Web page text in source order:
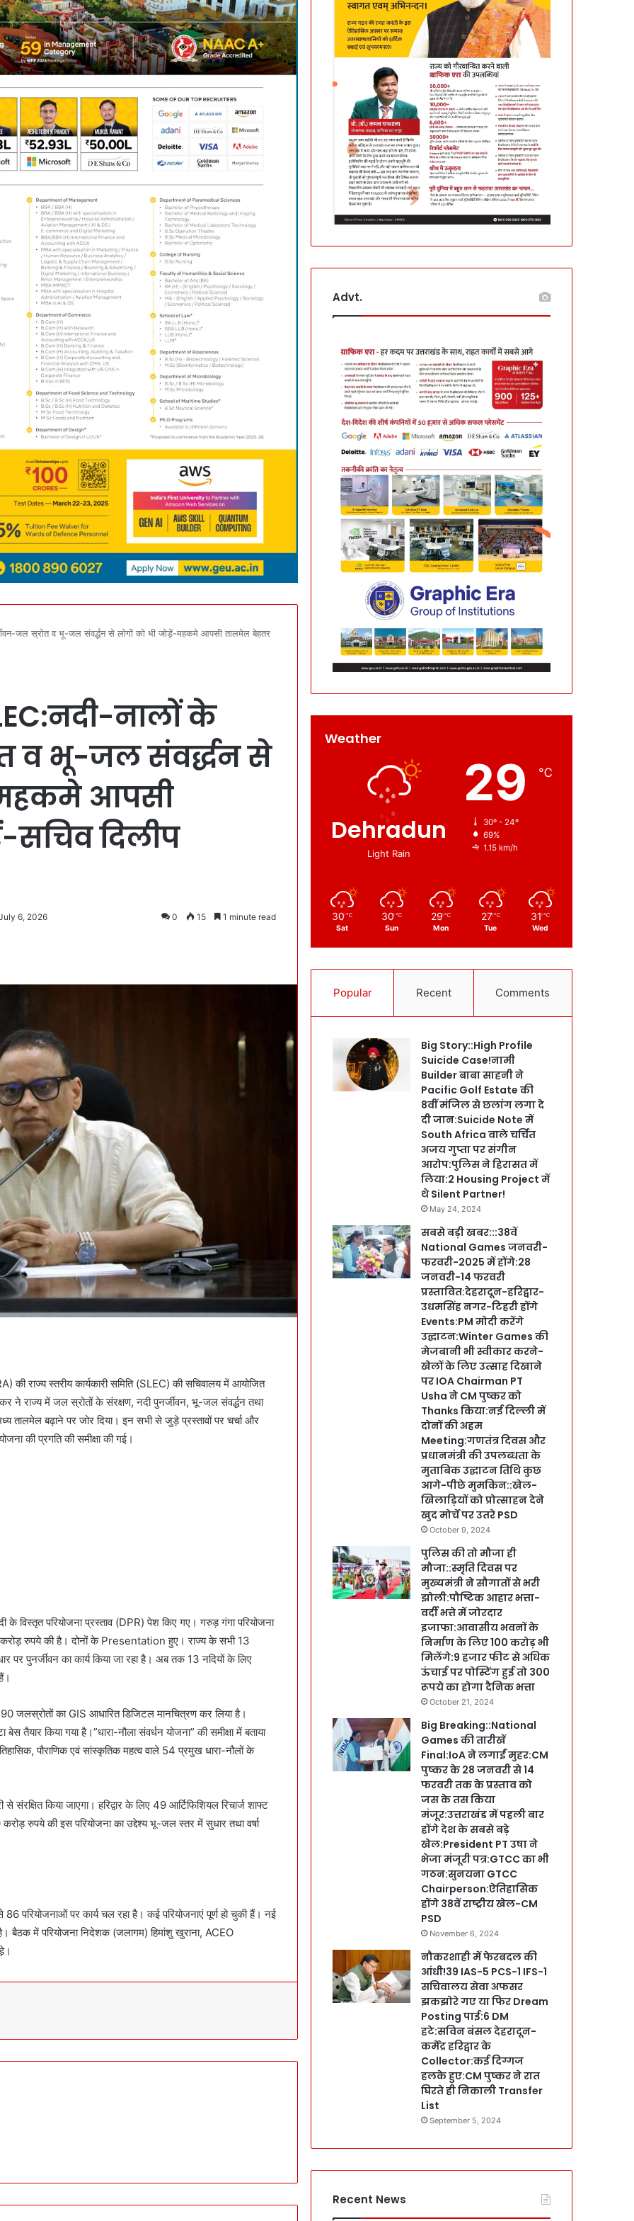
जल स्रोत व भू-जल संवर्द्धन से लोगों को भी जोड़ें-महकमे आपसी तालमेल बेहतर
नालों के
व भू-जल संवर्द्धन से
महकमे आपसी
दिलीप
6, 2026 0 15 1 minute read
स्तरीय कार्यकारी समिति (SLEC) की सचिवालय में आयोजित
राज्य में जल स्रोतों के संरक्षण, नदी पुनर्जीवन, भू-जल संवर्द्धन तथा
तालमेल बढ़ाने पर जोर दिया। इन सभी से जुड़े प्रस्तावों पर चर्चा और
की प्रगति की समीक्षा की गई।
के विस्तृत परियोजना प्रस्ताव (DPR) पेश किए गए। गरुड़ गंगा परियोजना
करोड़ रुपये की है। दोनों के Presentation हुए। राज्य के सभी 13
पुनर्जीवन का कार्य किया जा रहा है। अब तक 13 नदियों के लिए
जलस्रोतों का GIS आधारित डिजिटल मानचित्रण कर लिया है।
किया गया है।”धारा-नौला संवर्धन योजना” की समीक्षा में बताया
पौराणिक एवं सांस्कृतिक महत्व वाले 54 प्रमुख धारा-नौलों के
संरक्षित किया जाएगा। हरिद्वार के लिए 49 आर्टिफिशियल रिचार्ज शाफ्ट
रुपये की इस परियोजना का उद्देश्य भू-जल स्तर में सुधार तथा वर्षा
86 परियोजनाओं पर कार्य चल रहा है। कई परियोजनाएं पूर्ण हो चुकी हैं। नई
बैठक में परियोजना निदेशक (जलागम) हिमांशु खुराना, ACEO
Advt.
Weather
Dehradun
Light Rain
29 ℃
30º - 24º
69%
1.15 km/h
30 ℃
Sat
30 ℃
Sun
29 ℃
Mon
27 ℃
Tue
31 ℃
Wed
Popular Recent Comments
Big Story::High Profile
Suicide Case!नामी
Builder बाबा साहनी ने
Pacific Golf Estate की
8वीं मंजिल से छलांग लगा दे
दी जान:Suicide Note में
South Africa वाले चर्चित
अजय गुप्ता पर संगीन
आरोप:पुलिस ने हिरासत में
लिया:2 Housing Project में
थे Silent Partner!
May 24, 2024
सबसे बड़ी खबर:::38वें
National Games जनवरी-
फरवरी-2025 में होंगे:28
जनवरी-14 फरवरी
प्रस्तावित:देहरादून-हरिद्वार-
उधमसिंह नगर-टिहरी होंगे
Events:PM मोदी करेंगे
उद्घाटन:Winter Games की
मेजबानी भी स्वीकार करने-
खेलों के लिए उत्साह दिखाने
पर IOA Chairman PT
Usha ने CM पुष्कर को
Thanks किया:नई दिल्ली में
दोनों की अहम
Meeting:गणतंत्र दिवस और
प्रधानमंत्री की उपलब्धता के
मुताबिक उद्घाटन तिथि कुछ
आगे-पीछे मुमकिन::खेल-
खिलाड़ियों को प्रोत्साहन देने
खुद मोर्चे पर उतरे PSD
October 9, 2024
पुलिस की तो मौजा ही
मौजा::स्मृति दिवस पर
मुख्यमंत्री ने सौगातों से भरी
झोली:पौष्टिक आहार भत्ता-
वर्दी भत्ते में जोरदार
इजाफा:आवासीय भवनों के
निर्माण के लिए 100 करोड़ भी
मिलेंगे:9 हजार फीट से अधिक
ऊंचाई पर पोस्टिंग हुई तो 300
रूपये का होगा दैनिक भत्ता
October 21, 2024
Big Breaking::National
Games की तारीखें
Final:IoA ने लगाईं मुहर:CM
पुष्कर के 28 जनवरी से 14
फरवरी तक के प्रस्ताव को
जस के तस किया
मंजूर:उत्तराखंड में पहली बार
होंगे देश के सबसे बड़े
खेल:President PT उषा ने
भेजा मंजूरी पत्र:GTCC का भी
गठन:सुनयना GTCC
Chairperson:ऐतिहासिक
होंगे 38वें राष्ट्रीय खेल-CM
PSD
November 6, 2024
नौकरशाही में फेरबदल की
आंधी!39 IAS-5 PCS-1 IFS-1
सचिवालय सेवा अफसर
झकझोरे गए या फिर Dream
Posting पाई:6 DM
हटे:सविन बंसल देहरादून-
कर्मेंद्र हरिद्वार के
Collector:कई दिग्गज
हलके हुए:CM पुष्कर ने रात
घिरते ही निकाली Transfer
List
September 5, 2024
Recent News